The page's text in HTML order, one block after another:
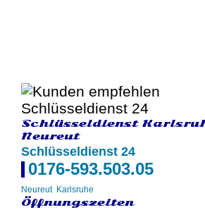
Schlüsseldienst
Neureut
Schlüsseldienst 24
0176-593.503.05
Neureut Karlsruhe
Öffnungszeiten